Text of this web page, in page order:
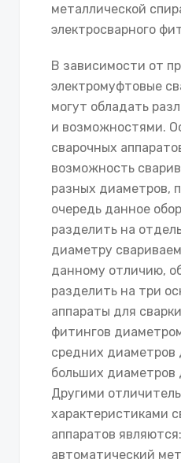
металлической
электросварного
В зависимости от
электромуфтовые
могут обладать
и возможностями.
сварочных
возможность
разных диаметров,
очередь данное
разделить на
диаметру
данному отличию,
разделить на три
аппараты для
фитингов
средних диаметров
больших диаметров
Другими
характеристиками
аппаратов
автоматический